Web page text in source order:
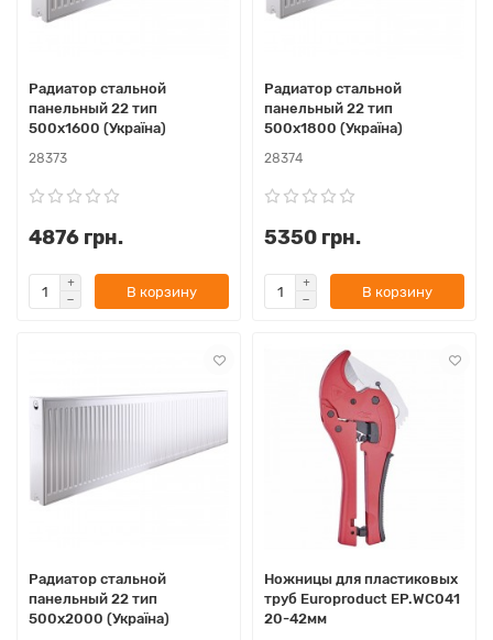
Радиатор стальной
панельный 22 тип
500х1600 (Україна)
28373
4876 грн.
В корзину
Радиатор стальной
панельный 22 тип
500х1800 (Україна)
28374
5350 грн.
В корзину
Радиатор стальной
панельный 22 тип
500х2000 (Україна)
Ножницы для пластиковых
труб Europroduct EP.WС041
20-42мм